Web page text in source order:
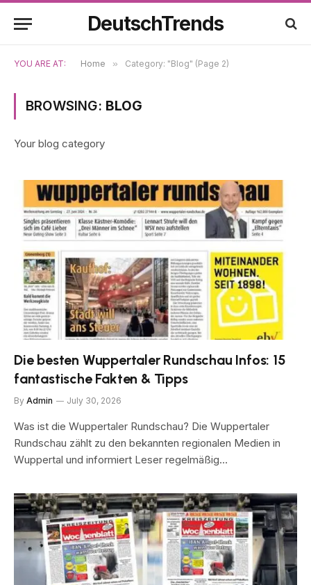
DeutschTrends
YOU ARE AT: Home » Category: "Blog" (Page 2)
BROWSING: BLOG
Your blog category
Die besten Wuppertaler Rundschau Infos: 15
fantastische Fakten & Tipps
By Admin July 30, 2026
Was ist die Wuppertaler Rundschau? Die Wuppertaler
Rundschau zählt zu den bekannten regionalen Medien in
Wuppertal und informiert Leser regelmäßig…